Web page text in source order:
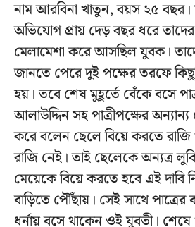
নাম আরবিনা খাতুন, বয়স ২৫ বছর।
অভিযোগ প্রায় দেড় বছর ধরে
মেলামেশা করে আসছিল যুবক।
জানতে পেরে দুই পক্ষের তরফে
হয়। তবে শেষ মুহূর্তে বেঁকে বসে
আলাউদ্দিন সহ পাত্রীপক্ষের
করে বলেন ছেলে বিয়ে করতে রাজি
রাজি নেই। তাই ছেলেকে অন্যত্র
মেয়েকে বিয়ে করতে হবে এই দাবি
বাড়িতে পৌঁছায়। সেই সাথে পাত্রের
ধর্নায় বসে থাকেন ওই যুবতী।